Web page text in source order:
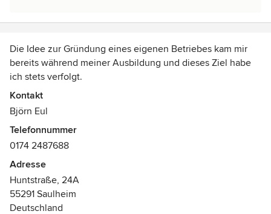
Die Idee zur Gründung eines eigenen Betriebes kam mir
bereits während meiner Ausbildung und dieses Ziel habe
ich stets verfolgt.
Im Beruf Erfahrungen sammeln, den Meisterbrief erlangen
und außerdem als technischer Betriebsleiter SHK zu
arbeiten – dies waren für mich die Grundlagen, um
Erfahrungen für meine Zeit als selbständiger Unternehmer
zu sammeln.
Alle diese Ziele habe ich erreicht und möchte nun mein
Können und Wissen in den Dienst meiner Kunden stellen.
Kontakt
Björn Eul
Telefonnummer
0174 2487688
Adresse
Huntstraße, 24A
55291 Saulheim
Deutschland